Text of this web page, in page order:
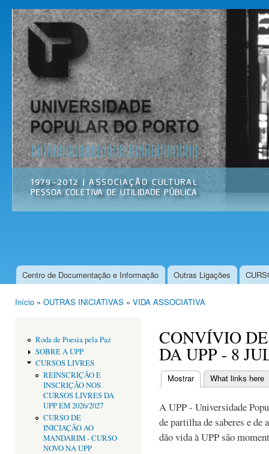
Universidade
Popular do
Porto
Associação
Cultural
Menu principal
Centro de Documentação e Informação Outras Ligações
Início » OUTRAS INICIATIVAS » VIDA ASSOCIATIVA
Roda de Poesia pela Paz
SOBRE A UPP
CURSOS LIVRES
REINSCRIÇÃO E
INSCRIÇÃO NOS
CURSOS LIVRES DA
UPP EM 2026/2027
CURSO DE
INICIAÇÃO AO
MANDARIM - CURSO
NOVO NA UPP
CONVÍVIO
DA UPP - 8
Separadores
Mostrar(separador ativo)
What links here
A UPP - Universidade
de partilha de saberes e de
dão vida à UPP são